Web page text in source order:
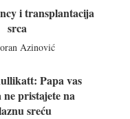
i transplantacija
srca
Azinović
Papa vas
ne pristajete na
sreću